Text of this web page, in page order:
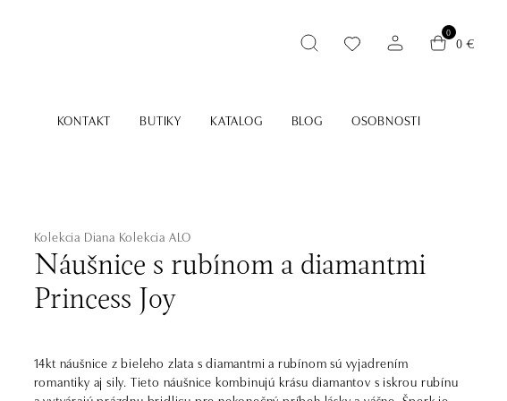
0
0 €
KONTAKT BUTIKY KATALOG BLOG OSOBNOSTI
Kolekcia Diana Kolekcia ALO
Náušnice s rubínom a diamantmi
Princess Joy
14kt náušnice z bieleho zlata s diamantmi a rubínom sú vyjadrením
romantiky aj sily. Tieto náušnice kombinujú krásu diamantov s iskrou rubínu